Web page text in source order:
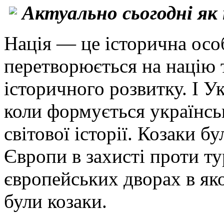
Актуально сьогодні як
Нація — це історична
перетворюється на націю
історичного розвитку. І
коли формується
світової історії. Козаки
Європи в захисті проти
європейських дворах в
були козаки.